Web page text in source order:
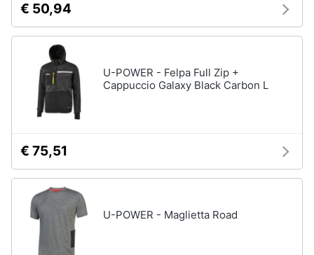
Clima
Arredo
Brico
Giardinaggio
Salute
e
igiene
Beauty
Vedi
tutti
Bambino
Scarpe
Sandali
bambina
Vestiti
neonati
Copertina
€ 50,94
U-POWER - Felpa Full Zip +
Cappuccio Galaxy Black Carbon L
€ 75,51
U-POWER - Maglietta Road